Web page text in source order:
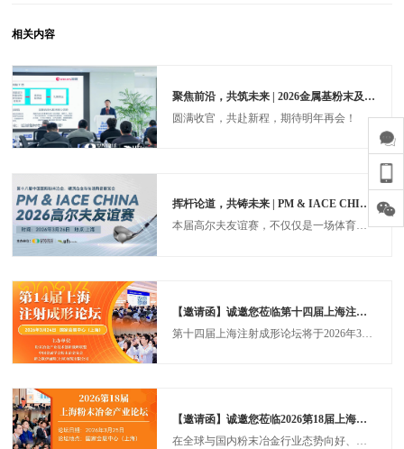
相关内容
聚焦前沿，共筑未来 | 2026金属基粉末及复合材料论坛圆满落幕！
圆满收官，共赴新程，期待明年再会！
挥杆论道，共铸未来 | PM & IACE CHINA 2026高尔夫友谊赛诚邀您的参与！
本届高尔夫友谊赛，不仅仅是一场体育联谊，更是一个“移动的会客厅”和“无形的洽谈室”。我们旨在通过这场优雅的赛事，打破职场的正式藩篱，让嘉宾在享受运动乐趣的同时，以球会友，以友促商，在更广阔的维度上凝聚行业共识，激发跨界思考，共同构筑一个更加紧密、更有活力、面向未来的粉末冶金产业生态圈。诚邀您于技术研讨之余，置身绿茵，以球会友，畅叙未来。
【邀请函】诚邀您莅临第十四届上海注射成形论坛 ！
【邀请函】诚邀您莅临2026第18届上海粉末冶金产业论坛！
在全球与国内粉末冶金行业态势向好、前景广阔的 2026 年，第十八届上海粉末冶金产业论坛重磅启幕。面对市场高增长与竞争加剧的双重环境，以及国家制造业政策的新导向，本届论坛延续十七届办会积淀，以 “新政策、新市场、新产品、新材料、新工艺、新装备” 为核心，深度衔接最新学术与科研成果。